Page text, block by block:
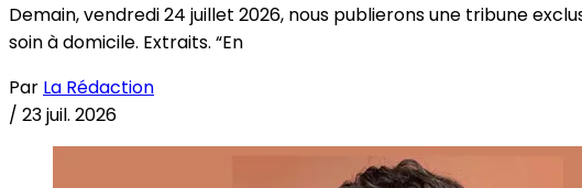
Demain, vendredi 24 juillet 2026, nous publierons une tribune
soin à domicile. Extraits. “En
Par La Rédaction
/ 23 juil. 2026